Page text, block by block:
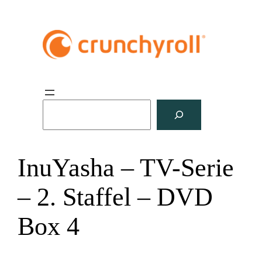
e
n
InuYasha – TV-Serie
– 2. Staffel – DVD
Box 4